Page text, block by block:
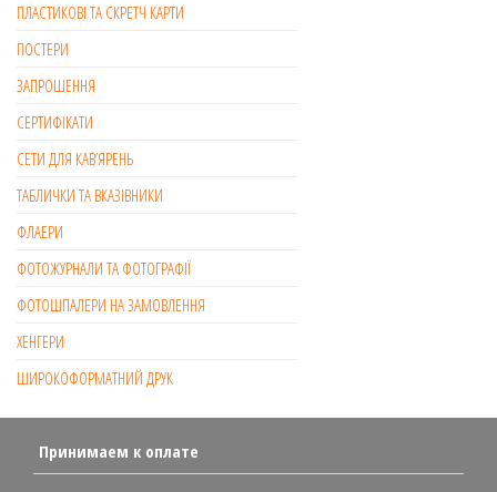
ПЛАСТИКОВІ ТА СКРЕТЧ КАРТИ
ПОСТЕРИ
ЗАПРОШЕННЯ
СЕРТИФІКАТИ
СЕТИ ДЛЯ КАВ’ЯРЕНЬ
ТАБЛИЧКИ ТА ВКАЗІВНИКИ
ФЛАЕРИ
ФОТОЖУРНАЛИ ТА ФОТОГРАФІЇ
ФОТОШПАЛЕРИ НА ЗАМОВЛЕННЯ
ХЕНГЕРИ
ШИРОКОФОРМАТНИЙ ДРУК
Принимаем к оплате